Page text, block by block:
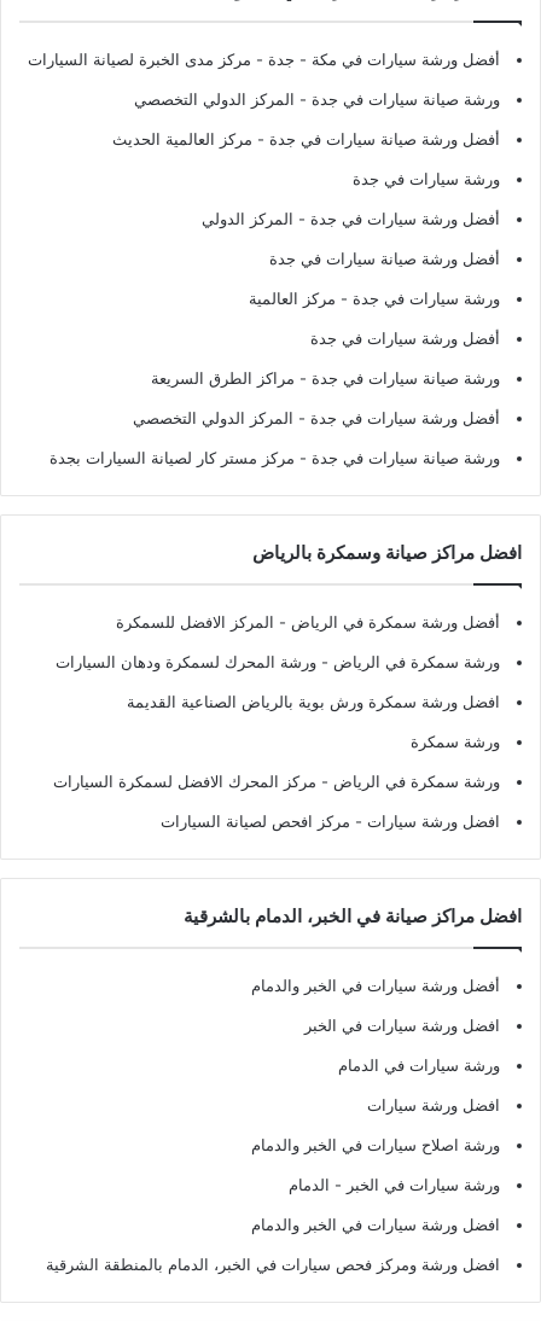
أفضل ورشة سيارات في مكة - جدة - مركز مدى الخبرة لصيانة السيارات
ورشة صيانة سيارات في جدة - المركز الدولي التخصصي
أفضل ورشة صيانة سيارات في جدة - مركز العالمية الحديث
ورشة سيارات في جدة
أفضل ورشة سيارات في جدة - المركز الدولي
أفضل ورشة صيانة سيارات في جدة
ورشة سيارات في جدة - مركز العالمية
أفضل ورشة سيارات في جدة
ورشة صيانة سيارات في جدة - مراكز الطرق السريعة
أفضل ورشة سيارات في جدة - المركز الدولي التخصصي
ورشة صيانة سيارات في جدة - مركز مستر كار لصيانة السيارات بجدة
افضل مراكز صيانة وسمكرة بالرياض
أفضل ورشة سمكرة في الرياض - المركز الافضل للسمكرة
ورشة سمكرة في الرياض - ورشة المحرك لسمكرة ودهان السيارات
افضل ورشة سمكرة ورش بوية بالرياض الصناعية القديمة
ورشة سمكرة
ورشة سمكرة في الرياض - مركز المحرك الافضل لسمكرة السيارات
افضل ورشة سيارات - مركز افحص لصيانة السيارات
افضل مراكز صيانة في الخبر، الدمام بالشرقية
أفضل ورشة سيارات في الخبر والدمام
افضل ورشة سيارات في الخبر
ورشة سيارات في الدمام
افضل ورشة سيارات
ورشة اصلاح سيارات في الخبر والدمام
ورشة سيارات في الخبر - الدمام
افضل ورشة سيارات في الخبر والدمام
افضل ورشة ومركز فحص سيارات في الخبر، الدمام بالمنطقة الشرقية